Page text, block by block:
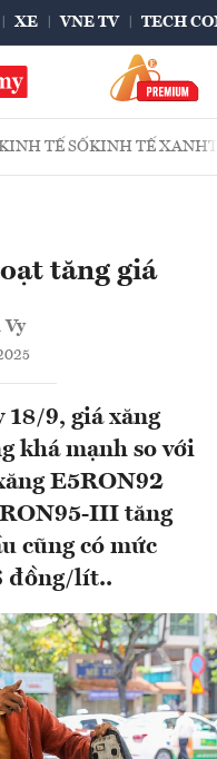
XE VNE TV TECH
TẾ SỐKINH TẾ XANH
tăng giá
Vy
18/9, giá xăng
khá mạnh so với
E5RON92
III tăng
cũng có mức
đồng/lít..